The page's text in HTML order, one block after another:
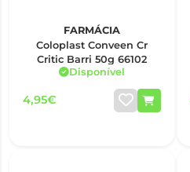
FARMÁCIA
Coloplast Conveen Cr
Critic Barri 50g 66102
Disponível
4,95€